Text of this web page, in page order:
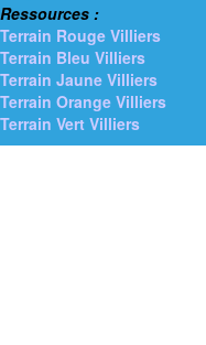
Ressources :
Terrain Rouge Villiers
Terrain Bleu Villiers
Terrain Jaune Villiers
Terrain Orange Villiers
Terrain Vert Villiers